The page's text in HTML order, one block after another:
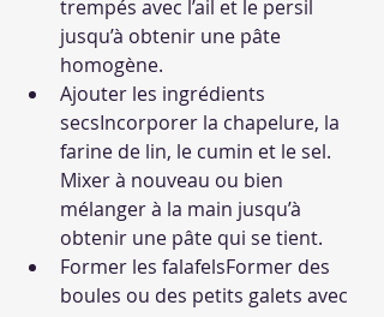
trempés avec l’ail et le persil
jusqu’à obtenir une pâte
homogène.
Ajouter les ingrédients
secsIncorporer la chapelure, la
farine de lin, le cumin et le sel.
Mixer à nouveau ou bien
mélanger à la main jusqu’à
obtenir une pâte qui se tient.
Former les falafelsFormer des
boules ou des petits galets avec